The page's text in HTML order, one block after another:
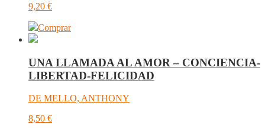
9,20 €
Comprar
UNA LLAMADA AL AMOR – CONCIENCIA-
LIBERTAD-FELICIDAD
DE MELLO, ANTHONY
8,50 €